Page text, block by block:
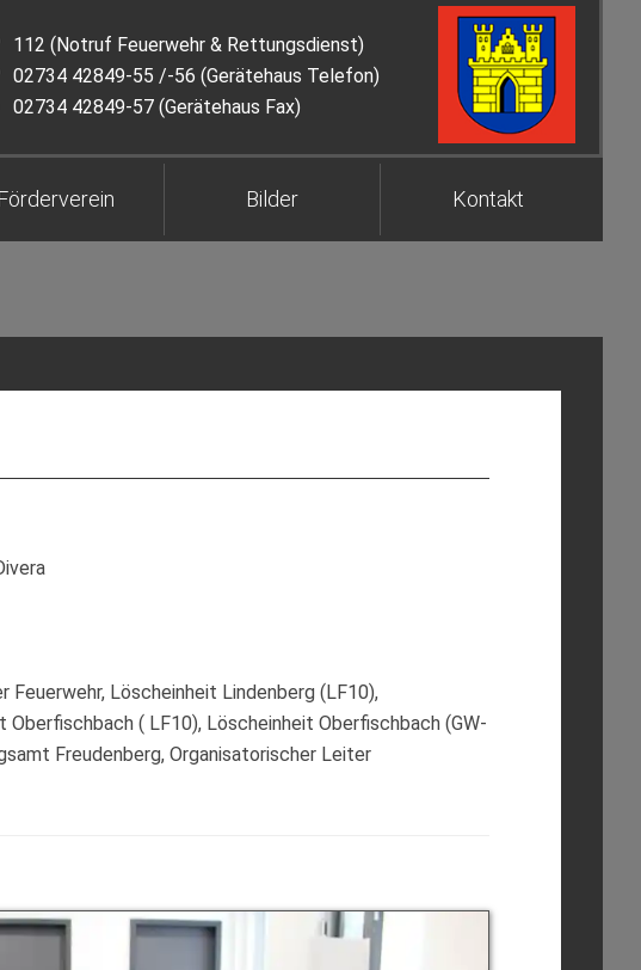
112 (Notruf Feuerwehr & Rettungsdienst)
02734 42849-55 /-56 (Gerätehaus Telefon)
02734 42849-57 (Gerätehaus Fax)
Förderverein Bilder Kontakt
Feuerwehr, Löscheinheit Lindenberg (LF10),
( LF10), Löscheinheit Oberfischbach (GW-
Freudenberg, Organisatorischer Leiter